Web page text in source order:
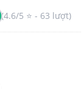
(4.6/5 ⭐ - 63 lượt)